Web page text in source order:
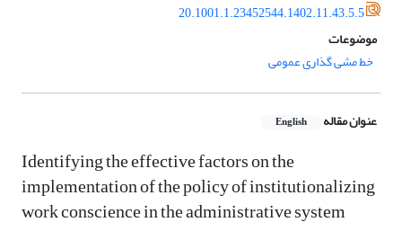
20.1001.1.23452544.1402.11.43.5.5
موضوعات
خط مشی گذاری عمومی
عنوان مقاله English
Identifying the effective factors on the
implementation of the policy of institutionalizing
work conscience in the administrative system